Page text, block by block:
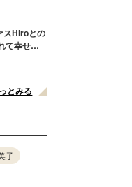
スHiroとの
て幸せ」
とみる
子